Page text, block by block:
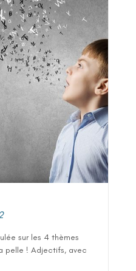
sur les 4 thèmes
pelle ! Adjectifs, avec